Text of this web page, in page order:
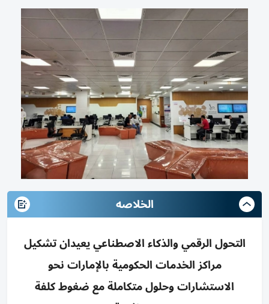
الخلاصه
التحول الرقمي والذكاء الاصطناعي يعيدان تشكيل
مراكز الخدمات الحكومية بالإمارات نحو
الاستشارات وحلول متكاملة مع ضغوط كلفة